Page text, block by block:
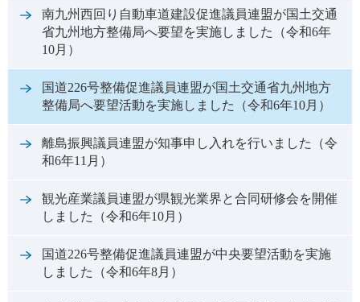
南九州西回り自動車道建設促進議員連盟が国土交通
省九州地方整備局へ要望を実施しました（令和6年
10月）
国道226号整備促進議員連盟が国土交通省九州地方
整備局へ要望活動を実施しました（令和6年10月）
離島振興議員連盟が知事申し入れを行いました（令
和6年11月）
観光産業議員連盟が県観光業界と合同研修会を開催
しました（令和6年10月）
国道226号整備促進議員連盟が中央要望活動を実施
しました（令和6年8月）